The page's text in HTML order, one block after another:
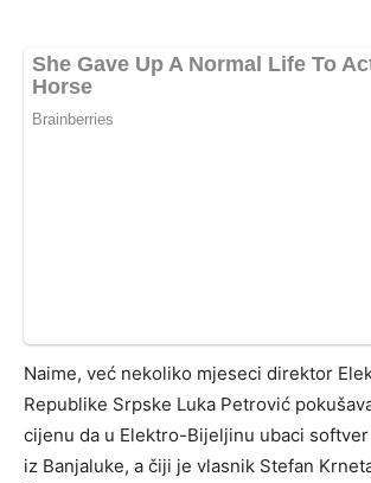
Naime, već nekoliko mjeseci direktor
Republike Srpske Luka Petrović
cijenu da u Elektro-Bijeljinu ubaci
iz Banjaluke, a čiji je vlasnik Stefan